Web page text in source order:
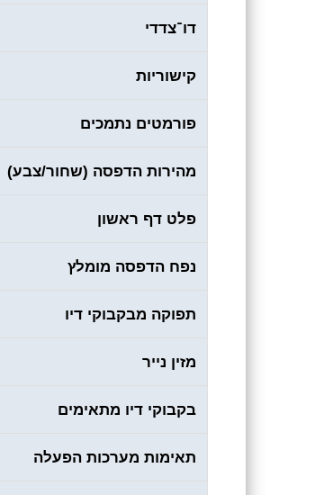
דו־צדדי
קישוריות
פורמטים נתמכים
מהירות הדפסה (שחור/צבע)
פלט דף ראשון
נפח הדפסה מומלץ
תפוקה מבקבוקי דיו
מזין נייר
בקבוקי דיו מתאימים
תאימות מערכות הפעלה